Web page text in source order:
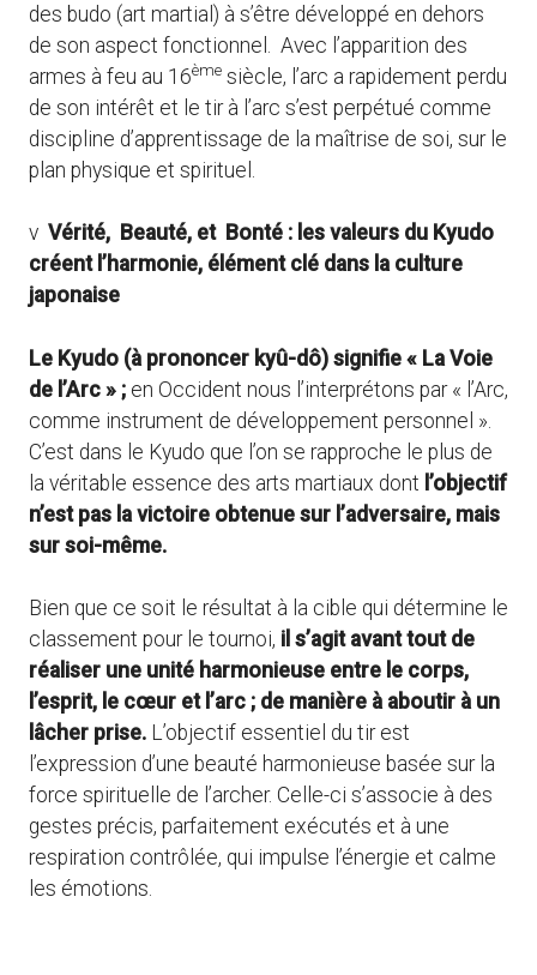
des budo (art martial) à s’être développé en dehors
de son aspect fonctionnel. Avec l’apparition des
armes à feu au 16ème siècle, l’arc a rapidement perdu
de son intérêt et le tir à l’arc s’est perpétué comme
discipline d’apprentissage de la maîtrise de soi, sur le
plan physique et spirituel.
v Vérité, Beauté, et Bonté : les valeurs du Kyudo
créent l’harmonie, élément clé dans la culture
japonaise
Le Kyudo (à prononcer kyû-dô) signifie « La Voie
de l’Arc » ; en Occident nous l’interprétons par « l’Arc,
comme instrument de développement personnel ».
C’est dans le Kyudo que l’on se rapproche le plus de
la véritable essence des arts martiaux dont l’objectif
n’est pas la victoire obtenue sur l’adversaire, mais
sur soi-même.
Bien que ce soit le résultat à la cible qui détermine le
classement pour le tournoi, il s’agit avant tout de
réaliser une unité harmonieuse entre le corps,
l’esprit, le cœur et l’arc ; de manière à aboutir à un
lâcher prise. L’objectif essentiel du tir est
l’expression d’une beauté harmonieuse basée sur la
force spirituelle de l’archer. Celle-ci s’associe à des
gestes précis, parfaitement exécutés et à une
respiration contrôlée, qui impulse l’énergie et calme
les émotions.